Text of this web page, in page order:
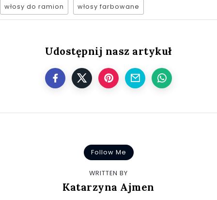
włosy do ramion włosy farbowane
Udostępnij nasz artykuł
Follow Me
WRITTEN BY
Katarzyna Ajmen